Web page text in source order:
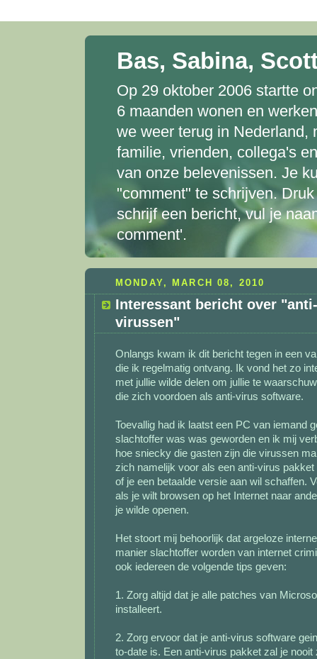
Bas, Sabina,
Op 29 oktober 2006 startte
6 maanden wonen en
we weer terug in Nederland,
familie, vrienden, collega's
van onze belevenissen. Je
"comment" te schrijven.
schrijf een bericht, vul je
comment'.
MONDAY, MARCH 08, 2010
Interessant bericht over
virussen"
Onlangs kwam ik dit bericht tegen in een
die ik regelmatig ontvang. Ik vond het zo
met jullie wilde delen om jullie te
die zich voordoen als anti-virus software.
Toevallig had ik laatst een PC van iemand
slachtoffer was was geworden en ik mij
hoe sniecky die gasten zijn die virussen
zich namelijk voor als een anti-virus
of je een betaalde versie aan wil schaffen.
als je wilt browsen op het Internet naar
je wilde openen.
Het stoort mij behoorlijk dat argeloze
manier slachtoffer worden van internet
ook iedereen de volgende tips geven:
1. Zorg altijd dat je alle patches van
installeert.
2. Zorg ervoor dat je anti-virus software
to-date is. Een anti-virus pakket zal je nooit